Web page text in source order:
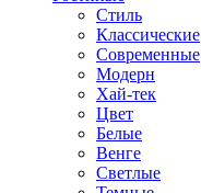
Стиль
Классические
Современные
Модерн
Хай-тек
Цвет
Белые
Венге
Светлые